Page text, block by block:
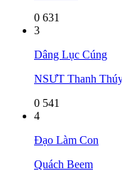
0 631
3
Dâng Lục Cúng
NSƯT Thanh
0 541
4
Đạo Làm Con
Quách Beem